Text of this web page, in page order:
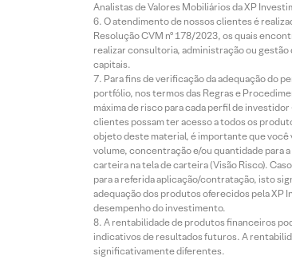
Analistas de Valores Mobiliários da XP
O atendimento de nossos clientes é
Resolução CVM nº 178/2023, os quais
realizar consultoria, administração ou
capitais.
Para fins de verificação da adequação do
portfólio, nos termos das Regras e
máxima de risco para cada perfil de
clientes possam ter acesso a todos os
objeto deste material, é importante que você
volume, concentração e/ou quantidade para
carteira na tela de carteira (Visão Risco).
para a referida aplicação/contratação, isto
adequação dos produtos oferecidos pela XP
desempenho do investimento.
A rentabilidade de produtos financeiros
indicativos de resultados futuros. A
significativamente diferentes.